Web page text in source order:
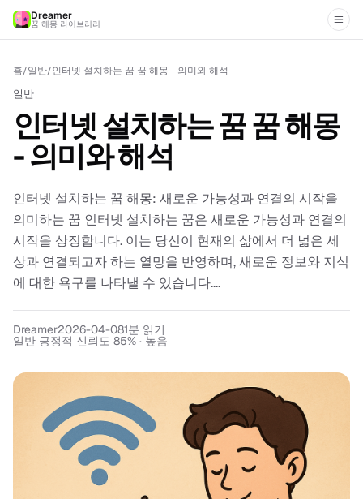
Dreamer
꿈 해몽 라이브러리
홈/일반/인터넷 설치하는 꿈 꿈 해몽 - 의미와 해석
일반
인터넷 설치하는 꿈 꿈 해몽
- 의미와 해석
인터넷 설치하는 꿈 해몽: 새로운 가능성과 연결의 시작을
의미하는 꿈 인터넷 설치하는 꿈은 새로운 가능성과 연결의
시작을 상징합니다. 이는 당신이 현재의 삶에서 더 넓은 세
상과 연결되고자 하는 열망을 반영하며, 새로운 정보와 지식
에 대한 욕구를 나타낼 수 있습니다....
Dreamer2026-04-081분 읽기
일반 긍정적 신뢰도 85% · 높음